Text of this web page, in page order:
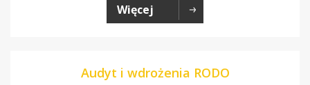
Więcej
Audyt i wdrożenia RODO